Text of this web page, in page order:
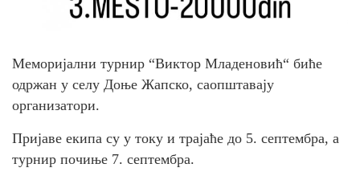
Меморијални турнир “Виктор Младеновић“ биће
одржан у селу Доње Жапско, саопштавају
организатори.
Пријаве екипа су у току и трајаће до 5. септембра, а
турнир почиње 7. септембра.